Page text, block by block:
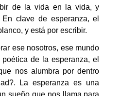
de la vida en la vida, y
clave de esperanza, el
y está por escribir.
nosotros, ese mundo
de la esperanza, el
nos alumbra por dentro
La esperanza es una